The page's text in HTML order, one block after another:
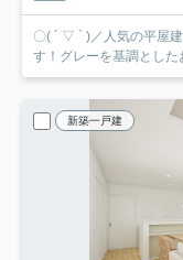
〇( ´ ▽ ` )／人気の平屋
す！グレーを基調とした
新築一戸建